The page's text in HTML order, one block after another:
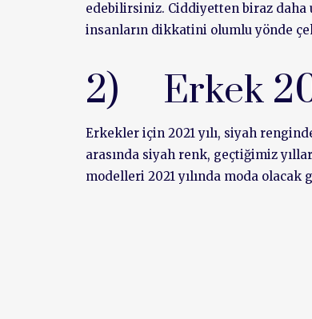
edebilirsiniz. Ciddiyetten biraz daha
insanların dikkatini olumlu yönde
2) Erkek
Erkekler için 2021 yılı, siyah
arasında siyah renk, geçtiğimiz
modelleri 2021 yılında moda olacak